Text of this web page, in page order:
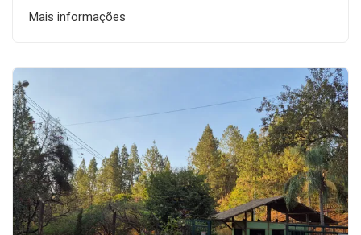
Mais informações